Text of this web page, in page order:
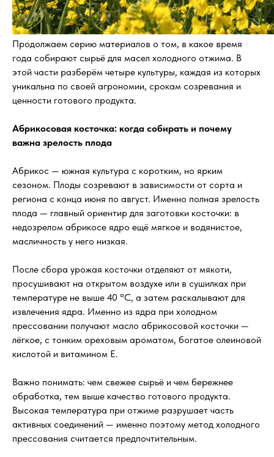
Продолжаем серию материалов о том, в какое время
года собирают сырьё для масел холодного отжима. В
этой части разберём четыре культуры, каждая из которых
уникальна по своей агрономии, срокам созревания и
ценности готового продукта.
Абрикосовая косточка: когда собирать и почему
важна зрелость плода
Абрикос — южная культура с коротким, но ярким
сезоном. Плоды созревают в зависимости от сорта и
региона с конца июня по август. Именно полная зрелость
плода — главный ориентир для заготовки косточки: в
недозрелом абрикосе ядро ещё мягкое и водянистое,
масличность у него низкая.
После сбора урожая косточки отделяют от мякоти,
просушивают на открытом воздухе или в сушилках при
температуре не выше 40 °C, а затем раскалывают для
извлечения ядра. Именно из ядра при холодном
прессовании получают масло абрикосовой косточки —
лёгкое, с тонким ореховым ароматом, богатое олеиновой
кислотой и витамином E.
Важно понимать: чем свежее сырьё и чем бережнее
обработка, тем выше качество готового продукта.
Высокая температура при отжиме разрушает часть
активных соединений — именно поэтому метод холодного
прессования считается предпочтительным.